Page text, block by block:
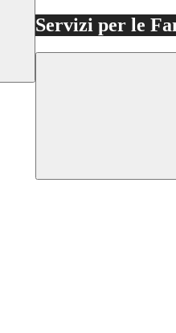
Servizi per le